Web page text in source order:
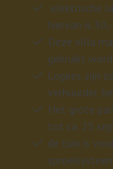
elektrische
hiervan is
Deze villa
gebruikt
Logees zijn
verhuurder,
Het grote
tot ca. 25
de tuin is